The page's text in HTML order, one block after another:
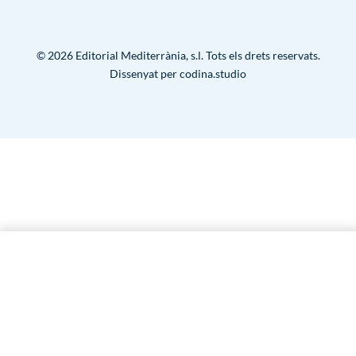
Política de cookies
© 2026 Editorial Mediterrània, s.l. Tots els drets reservats.
Dissenyat percodina.studio